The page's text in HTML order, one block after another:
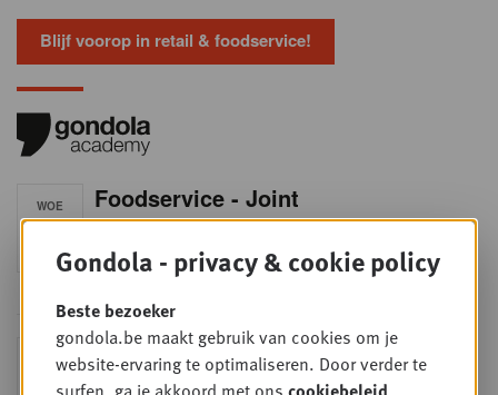
Blijf voorop in retail & foodservice!
WOE
9
SEP
Foodservice - Joint
business planning
Intro to Negotiation: Succes aan de
onderhandelingstafel is geen toeval!
15
Into Retail - Sold out
Mis deze unieke kans niet om het
Gondola - privacy & cookie policy
Beste bezoeker
gondola.be maakt gebruik van cookies om je
website-ervaring te optimaliseren. Door verder te